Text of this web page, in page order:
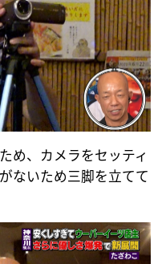
め、カメラをセッティ
ないため三脚を立てて